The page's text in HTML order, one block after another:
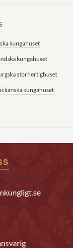
kungahuset
kungahuset
storhertighuset
kungahuset